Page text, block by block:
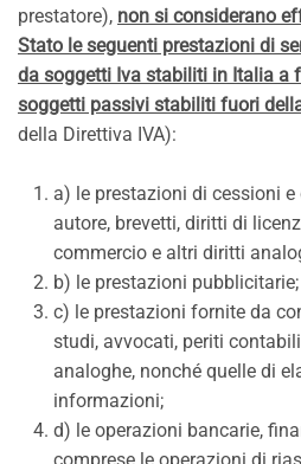
prestatore), non si considerano
Stato le seguenti prestazioni di
da soggetti Iva stabiliti in Italia a
soggetti passivi stabiliti fuori
della Direttiva IVA):
a) le prestazioni di cessioni
autore, brevetti, diritti di
commercio e altri diritti
b) le prestazioni pubblicitarie;
c) le prestazioni fornite da
studi, avvocati, periti
analoghe, nonché quelle di
informazioni;
d) le operazioni bancarie,